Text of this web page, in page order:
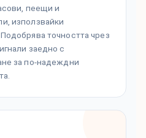
пеещи и
използвайки
точността чрез
заедно с
за по-надеждни